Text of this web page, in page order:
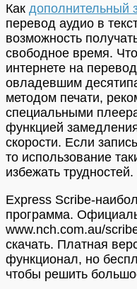
Как дополнительный
перевод аудио в
возможность
свободное время.
интернете на
овладевшим
методом печати,
специальными
функцией
скорости. Если
то использование
избежать трудностей.
Express Scribe-
программа.
www.nch.com.au/
скачать. Платная
функционал, но
чтобы решить